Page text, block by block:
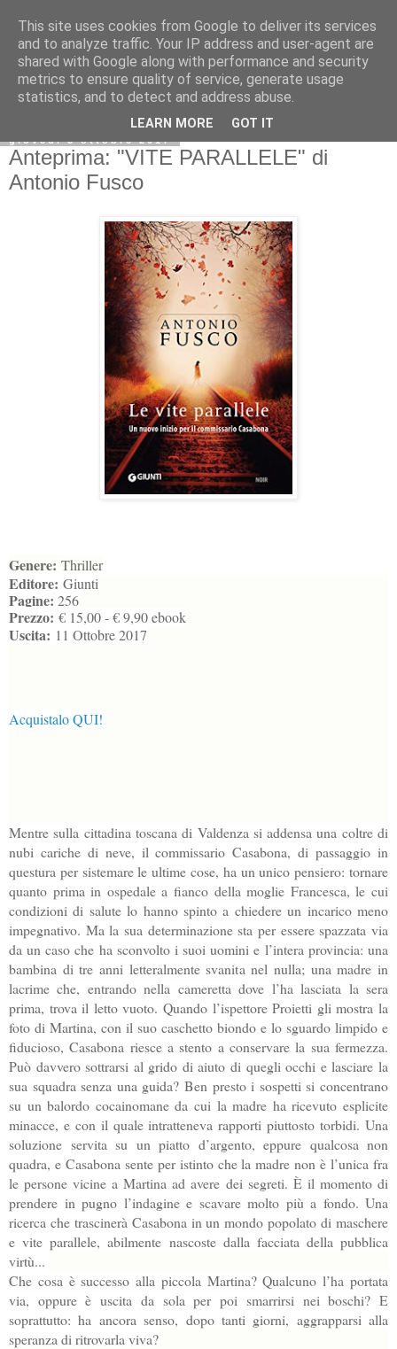
giovedì 5 ottobre 2017
Anteprima: "VITE PARALLELE" di
Antonio Fusco
Genere: Thriller
Editore: Giunti
Pagine: 256
Prezzo: € 15,00 - € 9,90 ebook
Uscita: 11 Ottobre 2017
Acquistalo QUI!
Mentre sulla cittadina toscana di Valdenza si addensa una coltre di
nubi cariche di neve, il commissario Casabona, di passaggio in
questura per sistemare le ultime cose, ha un unico pensiero: tornare
quanto prima in ospedale a fianco della moglie Francesca, le cui
condizioni di salute lo hanno spinto a chiedere un incarico meno
impegnativo. Ma la sua determinazione sta per essere spazzata via
da un caso che ha sconvolto i suoi uomini e l’intera provincia: una
bambina di tre anni letteralmente svanita nel nulla; una madre in
lacrime che, entrando nella cameretta dove l’ha lasciata la sera
prima, trova il letto vuoto. Quando l’ispettore Proietti gli mostra la
foto di Martina, con il suo caschetto biondo e lo sguardo limpido e
fiducioso, Casabona riesce a stento a conservare la sua fermezza.
Può davvero sottrarsi al grido di aiuto di quegli occhi e lasciare la
sua squadra senza una guida? Ben presto i sospetti si concentrano
su un balordo cocainomane da cui la madre ha ricevuto esplicite
minacce, e con il quale intratteneva rapporti piuttosto torbidi. Una
soluzione servita su un piatto d’argento, eppure qualcosa non
quadra, e Casabona sente per istinto che la madre non è l’unica fra
le persone vicine a Martina ad avere dei segreti. È il momento di
prendere in pugno l’indagine e scavare molto più a fondo. Una
ricerca che trascinerà Casabona in un mondo popolato di maschere
e vite parallele, abilmente nascoste dalla facciata della pubblica
virtù...
Che cosa è successo alla piccola Martina? Qualcuno l’ha portata
via, oppure è uscita da sola per poi smarrirsi nei boschi? E
soprattutto: ha ancora senso, dopo tanti giorni, aggrapparsi alla
speranza di ritrovarla viva?
This site uses cookies from Google to deliver its services
and to analyze traffic. Your IP address and user-agent are
shared with Google along with performance and security
metrics to ensure quality of service, generate usage
statistics, and to detect and address abuse.
LEARN MORE GOT IT